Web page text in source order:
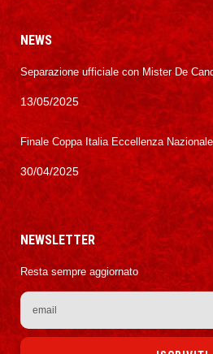
NEWS
Separazione ufficiale con Mister De
13/05/2025
Finale Coppa Italia Eccellenza
30/04/2025
NEWSLETTER
Resta sempre aggiornato